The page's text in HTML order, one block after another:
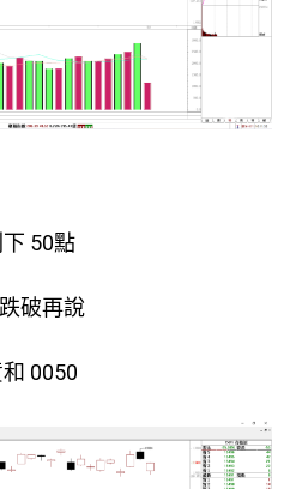
50點
破再說
0050